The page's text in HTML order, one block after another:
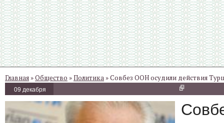
Главная »Общество »Политика » Совбез ООН осудили действия
09 декабря